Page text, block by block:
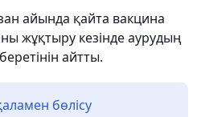
айында қайта вакцина
жұқтыру кезінде аурудың
айтты.
бөлісу